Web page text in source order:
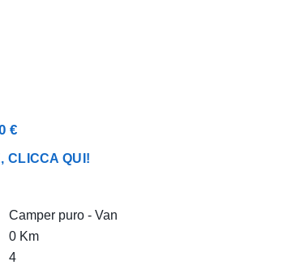
€
CLICCA QUI!
Camper puro - Van
0 Km
4